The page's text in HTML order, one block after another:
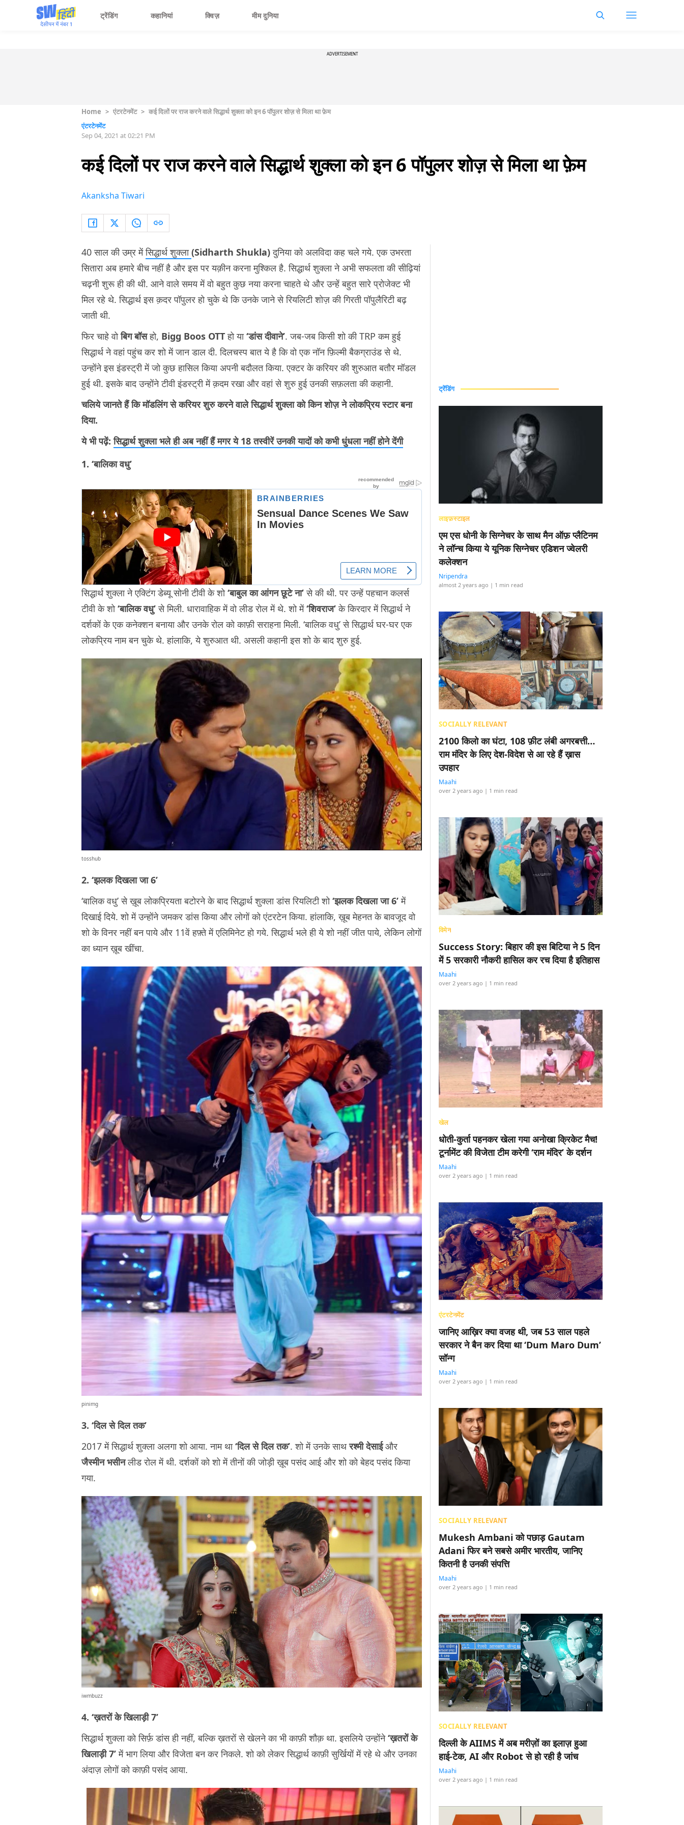
ट्रेंडिंग कहानियां क्विज़ मीम दुनिया
ADVERTISEMENT
Home > एंटरटेनमेंट > कई दिलों पर राज करने वाले सिद्धार्थ शुक्ला को इन 6 पॉपुलर शोज़ से मिला था फ़ेम
एंटरटेनमेंट
Sep 04, 2021 at 02:21 PM
कई दिलों पर राज करने वाले सिद्धार्थ शुक्ला को इन 6 पॉपुलर शोज़ से मिला था फ़ेम
Akanksha Tiwari
40 साल की उम्र में सिद्धार्थ शुक्ला(Sidharth Shukla)दुनिया को अलविदा कह चले गये. एक उभरता
सितारा अब हमारे बीच नहीं है और इस पर यक़ीन करना मुश्किल है. सिद्धार्थ शुक्ला ने अभी सफलता की सीढ़ियां
चढ़नी शुरू ही की थी. आने वाले समय में वो बहुत कुछ नया करना चाहते थे और उन्हें बहुत सारे प्रोजेक्ट भी
मिल रहे थे. सिद्धार्थ इस क़दर पॉपुलर हो चुके थे कि उनके जाने से रियलिटी शोज़ की गिरती पॉपुलैरिटी बढ़
जाती थी.
फिर चाहे वोबिग बॉसहो, Bigg Boos OTTहो या‘डांस दीवाने’. जब-जब किसी शो की TRP कम हुई
सिद्धार्थ ने वहां पहुंच कर शो में जान डाल दी. दिलचस्प बात ये है कि वो एक नॉन फ़िल्मी बैकग्राउंड से थे.
उन्होंने इस इंडस्ट्री में जो कुछ हासिल किया अपनी बदौलत किया. एक्टर के करियर की शुरुआत बतौर मॉडल
हुई थी. इसके बाद उन्होंने टीवी इंडस्ट्री में क़दम रखा और वहां से शुरु हुई उनकी सफ़लता की कहानी.
चलिये जानते हैं कि मॉडलिंग से करियर शुरु करने वाले सिद्धार्थ शुक्ला को किन शोज़ ने लोकप्रिय स्टार बना
दिया.
ये भी पढ़ें:सिद्धार्थ शुक्ला भले ही अब नहीं हैं मगर ये 18 तस्वीरें उनकी यादों को कभी धुंधला नहीं होने देंगी
1. ‘बालिका वधु’
सिद्धार्थ शुक्ला ने एक्टिंग डेब्यू सोनी टीवी के शो‘बाबुल का आंगन छूटे ना’से की थी. पर उन्हें पहचान कलर्स
टीवी के शो‘बालिक वधु’से मिली. धारावाहिक में वो लीड रोल में थे. शो में‘शिवराज’के किरदार में सिद्धार्थ ने
दर्शकों के एक कनेक्शन बनाया और उनके रोल को काफ़ी सराहना मिली. ‘बालिक वधु’ से सिद्धार्थ घर-घर एक
लोकप्रिय नाम बन चुके थे. हांलाकि, ये शुरुआत थी. असली कहानी इस शो के बाद शुरु हुई.
tosshub
2. ‘झलक दिखला जा 6’
‘बालिक वधु’ से ख़ूब लोकप्रियता बटोरने के बाद सिद्धार्थ शुक्ला डांस रियलिटी शो‘झलक दिखला जा 6’में
दिखाई दिये. शो में उन्होंने जमकर डांस किया और लोगों को एंटरटेन किया. हांलाकि, ख़ूब मेहनत के बावजूद वो
शो के विनर नहीं बन पाये और 11वें हफ़्ते में एलिमिनेट हो गये. सिद्धार्थ भले ही ये शो नहीं जीत पाये, लेकिन लोगों
का ध्यान ख़ूब खींचा.
pinimg
3. ‘दिल से दिल तक’
2017 में सिद्धार्थ शुक्ला अलगा शो आया. नाम था‘दिल से दिल तक’. शो में उनके साथरश्मी देसाईऔर
जैस्मीन भसीनलीड रोल में थी. दर्शकों को शो में तीनों की जोड़ी ख़ूब पसंद आई और शो को बेहद पसंद किया
गया.
iwmbuzz
4. ‘ख़तरों के खिलाड़ी 7’
सिद्धार्थ शुक्ला को सिर्फ़ डांस ही नहीं, बल्कि ख़तरों से खेलने का भी काफ़ी शौक़ था. इसलिये उन्होंने‘ख़तरों के
खिलाड़ी 7’में भाग लिया और विजेता बन कर निकले. शो को लेकर सिद्धार्थ काफ़ी सुर्खियों में रहे थे और उनका
अंदाज़ लोगों को काफ़ी पसंद आया.
ट्रेंडिंग
लाइफ़स्टाइल
एम एस धोनी के सिग्नेचर के साथ मैन ऑफ़ प्लैटिनम
ने लॉन्च किया ये यूनिक सिग्नेचर एडिशन ज्वेलरी
कलेक्शन
Nripendra
almost 2 years ago | 1 min read
SOCIALLY RELEVANT
2100 किलो का घंटा, 108 फ़ीट लंबी अगरबत्ती…
राम मंदिर के लिए देश-विदेश से आ रहे हैं ख़ास
उपहार
Maahi
over 2 years ago | 1 min read
विमेन
Success Story: बिहार की इस बिटिया ने 5 दिन
में 5 सरकारी नौकरी हासिल कर रच दिया है इतिहास
Maahi
over 2 years ago | 1 min read
खेल
धोती-कुर्ता पहनकर खेला गया अनोखा क्रिकेट मैच!
टूर्नामेंट की विजेता टीम करेगी ‘राम मंदिर’ के दर्शन
Maahi
over 2 years ago | 1 min read
एंटरटेनमेंट
जानिए आख़िर क्या वजह थी, जब 53 साल पहले
सरकार ने बैन कर दिया था ‘Dum Maro Dum’
सॉन्ग
Maahi
over 2 years ago | 1 min read
SOCIALLY RELEVANT
Mukesh Ambani को पछाड़ Gautam
Adani फिर बने सबसे अमीर भारतीय, जानिए
कितनी है उनकी संपत्ति
Maahi
over 2 years ago | 1 min read
SOCIALLY RELEVANT
दिल्ली के AIIMS में अब मरीज़ों का इलाज़ हुआ
हाई-टेक, AI और Robot से हो रही है जांच
Maahi
over 2 years ago | 1 min read